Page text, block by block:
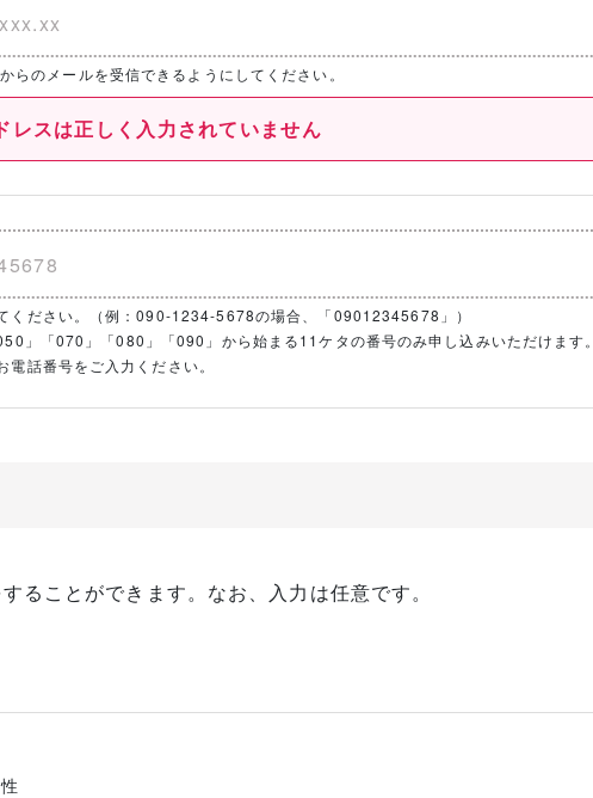
のメールを受信できるようにしてください。
レスは正しく入力されていません
ください。（例：090-1234-5678の場合、「09012345678」）
」「070」「080」「090」から始まる11ケタの番号のみ申し込みいただけます。
話番号をご入力ください。
ることができます。なお、入力は任意です。